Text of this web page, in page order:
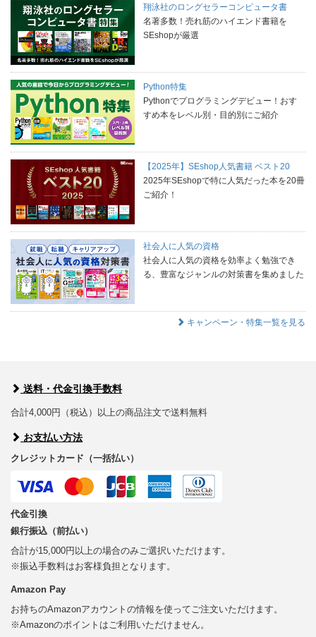
翔泳社のロングセラーコンピュータ書
名著多数！売れ筋のハイエンド書籍を
SEshopが厳選
Python特集
Pythonでプログラミングデビュー！おす
すめ本をレベル別・目的別にご紹介
【2025年】SEshop人気書籍 ベスト20
2025年SEshopで特に人気だった本を20冊
ご紹介！
社会人に人気の資格
社会人に人気の資格を効率よく勉強でき
る、豊富なジャンルの対策書を集めました
キャンペーン・特集一覧を見る
送料・代金引換手数料
合計4,000円（税込）以上の商品注文で送料無料
お支払い方法
クレジットカード（一括払い）
代金引換
銀行振込（前払い）
合計が15,000円以上の場合のみご選択いただけます。
※振込手数料はお客様負担となります。
Amazon Pay
お持ちのAmazonアカウントの情報を使ってご注文いただけます。
※Amazonのポイントはご利用いただけません。